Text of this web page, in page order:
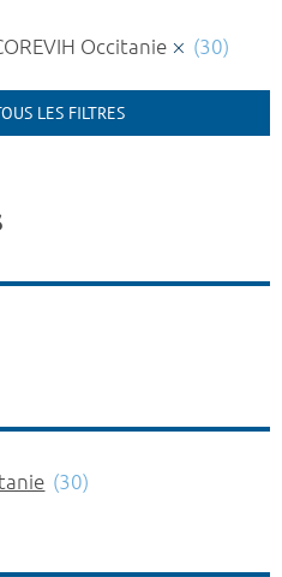
Occitanie (30)
LES FILTRES
(30)